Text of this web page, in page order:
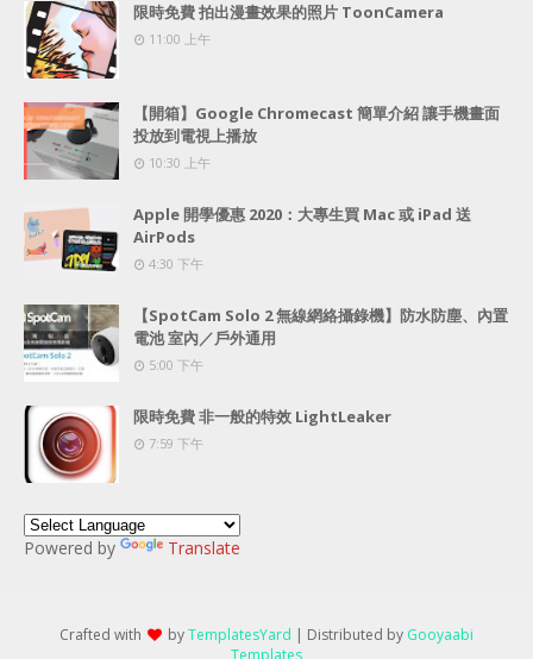
限時免費 拍出漫畫效果的照片 ToonCamera
11:00 上午
【開箱】Google Chromecast 簡單介紹 讓手機畫面
投放到電視上播放
10:30 上午
Apple 開學優惠 2020：大專生買 Mac 或 iPad 送
AirPods
4:30 下午
【SpotCam Solo 2 無線網絡攝錄機】防水防塵、內置
電池 室內／戶外通用
5:00 下午
限時免費 非一般的特效 LightLeaker
7:59 下午
Powered by Translate
Crafted with byTemplatesYard | Distributed by Gooyaabi
Templates